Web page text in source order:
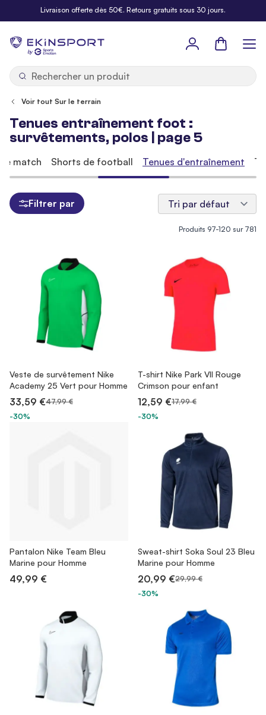
Allez au contenuLivraison offerte dès 50€. Retours gratuits sous 30 jours.
by
Panier
Voir tout Sur le terrain
Tenues entraînement foot :
survêtements, polos | page 5
Produits 97-120 sur 781
Veste de survêtement Nike
Academy 25 Vert pour Homme
33,59 €47,99 €
-30%
T-shirt Nike Park VII Rouge
Crimson pour enfant
12,59 €17,99 €
-30%
Pantalon Nike Team Bleu
Marine pour Homme
49,99 €
Sweat-shirt Soka Soul 23 Bleu
Marine pour Homme
20,99 €29,99 €
-30%
match Shorts de football Tenues d'entraînement
Filtrer par